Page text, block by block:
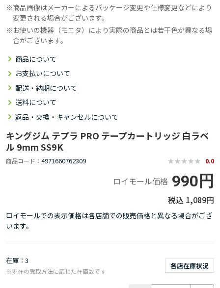
商品画像はメーカーによるパッケージ変更や仕様変更などにより
変更される場合がございます。
お使いの機器（モニタ）により実際の商品とは若干色が異なる場
合がございます。
商品について
お支払いについて
配送・納期について
送料について
返品・交換・キャンセルについて
キングジム テプラ PRO テープカートリッジ 白ラベ
ル 9mm SS9K
商品コード 4971660762309 0.0
ロイモール価格 990円
1,089円
ロイモールでの表示価格は各店舗での販売価格と異なる場合がござ
います。
在庫 3
各店在庫状況
※現在の受取方法に応じた在庫数です